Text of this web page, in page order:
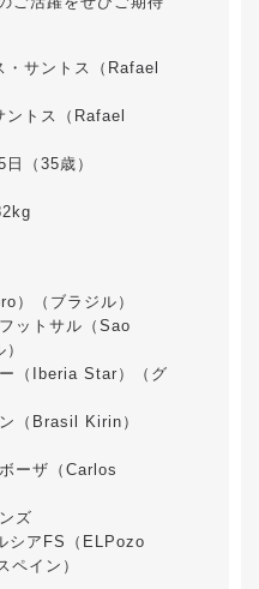
サントス（Rafael
トス（Rafael
（35歳）
）（ブラジル）
ットサル（Sao
（Iberia Star）（グ
（Brasil Kirin）
ーザ（Carlos
ズ
シアFS（ELPozo
イン）